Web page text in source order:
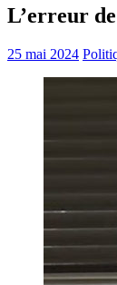
L’erreur
25 mai 2024